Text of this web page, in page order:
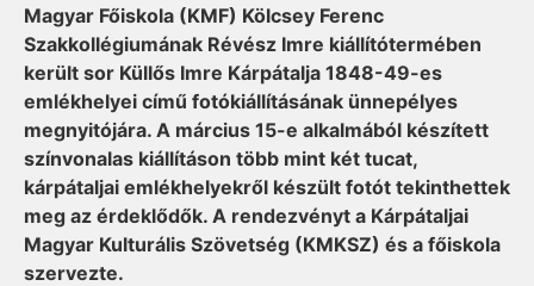
Magyar Főiskola (KMF) Kölcsey Ferenc
Szakkollégiumának Révész Imre kiállítótermében
került sor Küllős Imre Kárpátalja 1848-49-es
emlékhelyei című fotókiállításának ünnepélyes
megnyitójára. A március 15-e alkalmából készített
színvonalas kiállításon több mint két tucat,
kárpátaljai emlékhelyekről készült fotót tekinthettek
meg az érdeklődők. A rendezvényt a Kárpátaljai
Magyar Kulturális Szövetség (KMKSZ) és a főiskola
szervezte.